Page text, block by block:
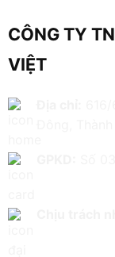
CÔNG TY
VIỆT